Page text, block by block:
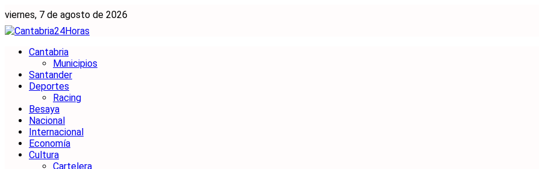
viernes, 7 de agosto de 2026
Cantabria
Municipios
Santander
Deportes
Racing
Besaya
Nacional
Internacional
Economía
Cultura
Cartelera